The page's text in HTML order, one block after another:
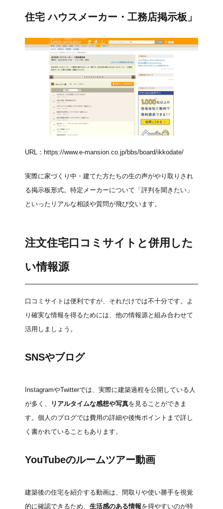
住宅 ハウスメーカー・工務店掲示板」
URL： https://www.e-mansion.co.jp/bbs/board/ikkodate/
実際に家づくり中・建てた方たちの生の声がやり取りされ
る掲示板形式。特定メーカーについて「評判を聞きたい」
といったリアルな相談や質問が飛び交います。
注文住宅口コミサイトと併用した
い情報源
口コミサイトは便利ですが、それだけでは不十分です。よ
り確実な情報を得るためには、他の情報源と組み合わせて
活用しましょう。
SNSやブログ
InstagramやTwitterでは、実際に建築過程を公開している人
が多く、
リアルタイムな感想や写真を見ることができま
す。個人のブログでは費用の詳細や後悔ポイントまで詳し
く書かれていることもあります。
YouTubeのルームツアー動画
建築後の住宅を紹介する動画は、間取りや使い勝手を視覚
的に確認できるため、 生活感のある情報を得やすいのが特